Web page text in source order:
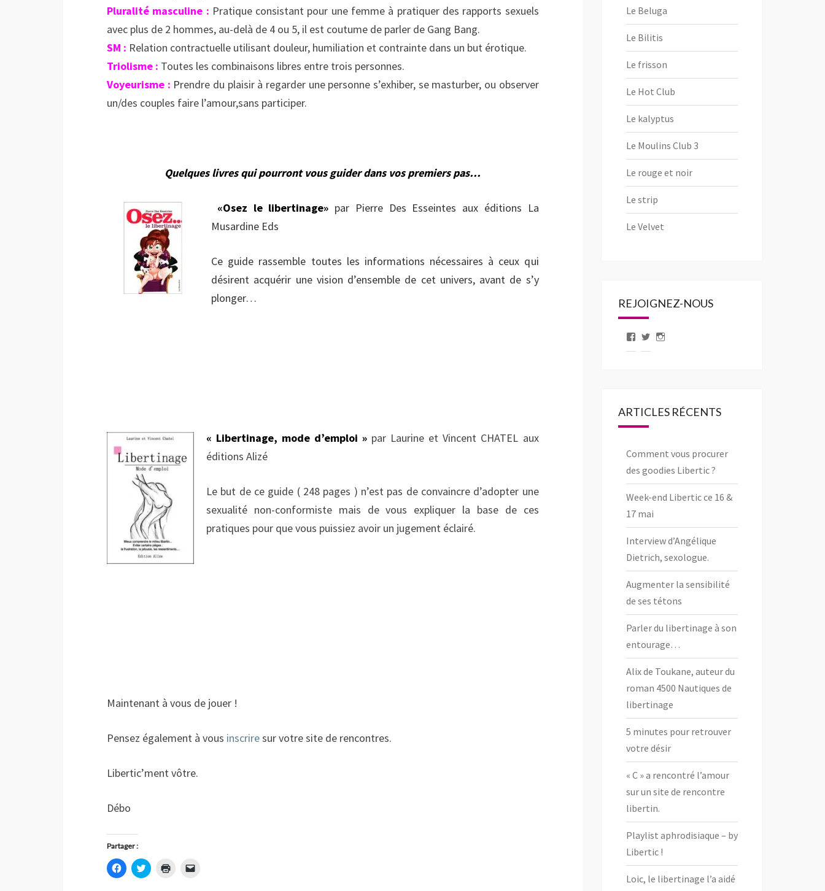
Pluralité masculine : Pratique consistant pour une femme à pratiquer des rapports sexuels
avec plus de 2 hommes, au-delà de 4 ou 5, il est coutume de parler de Gang Bang.
SM : Relation contractuelle utilisant douleur, humiliation et contrainte dans un but érotique.
Triolisme : Toutes les combinaisons libres entre trois personnes.
Voyeurisme : Prendre du plaisir à regarder une personne s’exhiber, se masturber, ou observer
un/des couples faire l’amour,sans participer.
Quelques livres qui pourront vous guider dans vos premiers pas…
«Osez le libertinage» par Pierre Des Esseintes aux éditions La
Musardine Eds
Ce guide rassemble toutes les informations nécessaires à ceux qui
désirent acquérir une vision d’ensemble de cet univers, avant de s’y
plonger…
« Libertinage, mode d’emploi » par Laurine et Vincent CHATEL aux
éditions Alizé
Le but de ce guide ( 248 pages ) n’est pas de convaincre d’adopter une
sexualité non-conformiste mais de vous expliquer la base de ces
pratiques pour que vous puissiez avoir un jugement éclairé.
Maintenant à vous de jouer !
Pensez également à vous inscriresur votre site de rencontres.
Libertic’ment vôtre.
Débo
Partager :
C
l
C
l
Le Beluga
Le Bilitis
Le frisson
Le Hot Club
Le kalyptus
Le Moulins Club 3
Le rouge et noir
Le strip
Le Velvet
REJOIGNEZ-NOUS
VoirVoirVoir
ARTICLES RÉCENTS
Comment vous procurer
des goodies Libertic ?
Week-end Libertic ce 16 &
17 mai
Interview d’Angélique
Dietrich, sexologue.
Augmenter la sensibilité
de ses tétons
Parler du libertinage à son
entourage…
Alix de Toukane, auteur du
roman 4500 Nautiques de
libertinage
5 minutes pour retrouver
votre désir
« C » a rencontré l’amour
sur un site de rencontre
libertin.
Playlist aphrodisiaque – by
Libertic !
Loic, le libertinage l’a aidé